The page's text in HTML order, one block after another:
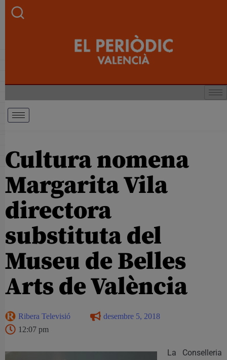
Cultura nomena
Margarita Vila
directora
substituta del
Museu de Belles
Arts de València
Ribera Televisió
desembre 5, 2018
12:07 pm
La Conselleria